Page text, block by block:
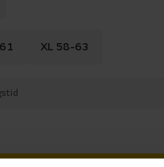
XL 58-63